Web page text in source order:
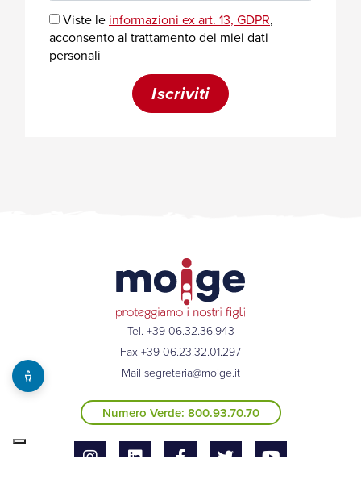
Tel. +39 06.32.36.943
Fax +39 06.23.32.01.297
Mail segreteria@moige.it
Numero Verde: 800.93.70.70